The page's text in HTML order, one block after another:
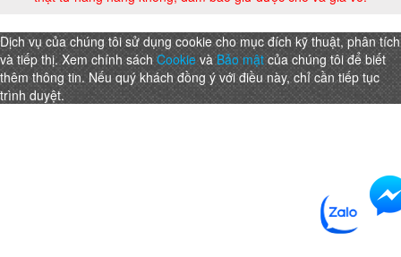
Dịch vụ của chúng tôi sử dụng cookie cho mục đích kỹ thuật, phân tích
và tiếp thị. Xem chính sáchCookie và Bảo mật của chúng tôi để biết
thêm thông tin. Nếu quý khách đồng ý với điều này, chỉ cần tiếp tục
trình duyệt.